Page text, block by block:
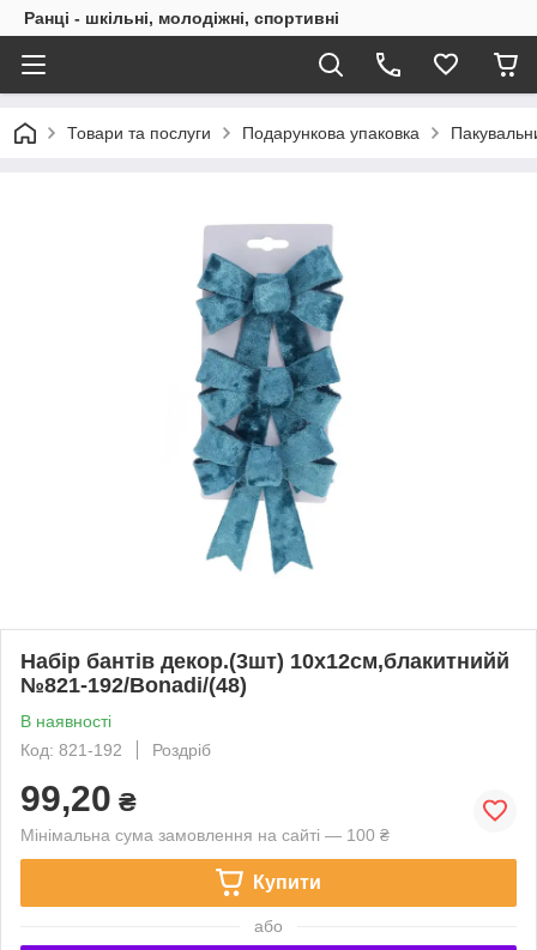
Ранці - шкільні, молодіжні, спортивні
Товари та послуги Подарункова упаковка
Набір бантів декор.(3шт) 10х12см,блакитнийй
№821-192/Bonadi/(48)
В наявності
Код: 821-192
Роздріб
99,20 ₴
Мінімальна сума замовлення на сайті — 100 ₴
Купити
або